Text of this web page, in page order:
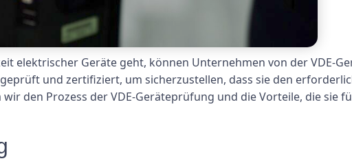
elektrischer Geräte geht, können Unternehmen von der VDE-
und zertifiziert, um sicherzustellen, dass sie den
den Prozess der VDE-Geräteprüfung und die Vorteile, die sie